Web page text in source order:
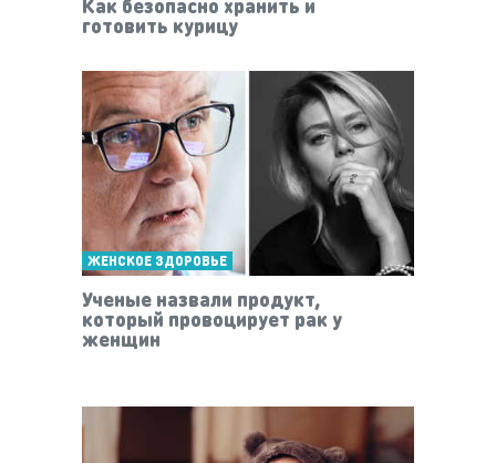
готовить курицу
ЖЕНСКОЕ ЗДОРОВЬЕ
Ученые назвали продукт,
который провоцирует рак у
женщин